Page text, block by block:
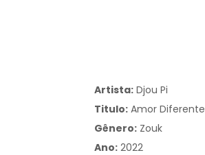
Artista: Djou Pi
Titulo: Amor Diferente
Gênero: Zouk
Ano: 2022